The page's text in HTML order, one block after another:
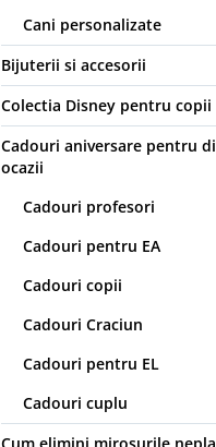
Cani personalizate
Bijuterii si accesorii
Colectia Disney pentru copii
Cadouri aniversare pentru
ocazii
Cadouri profesori
Cadouri pentru EA
Cadouri copii
Cadouri Craciun
Cadouri pentru EL
Cadouri cuplu